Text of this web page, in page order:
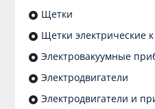
Щетки
Щетки электрические
Электровакуумные
Электродвигатели
Электродвигатели и